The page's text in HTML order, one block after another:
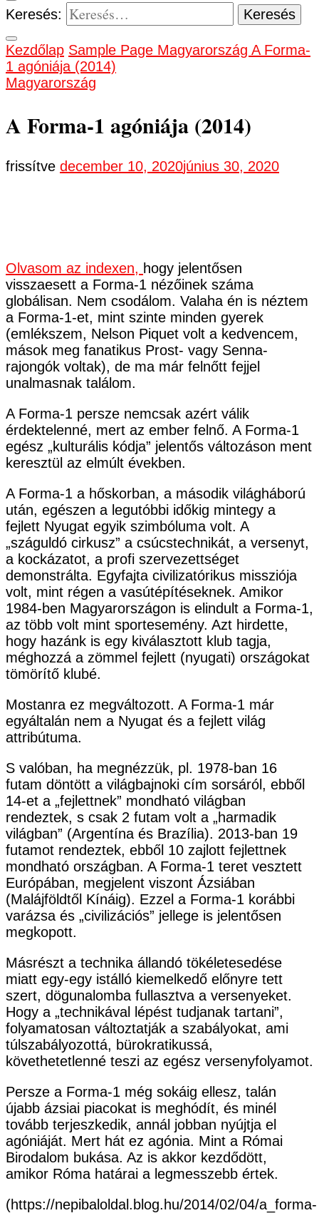
Keresés:
Kezdőlap Sample Page Magyarország A Forma-
1 agóniája (2014)
Magyarország
A Forma-1 agóniája (2014)
frissítve december 10, 2020június 30, 2020
Olvasom az indexen, hogy jelentősen
visszaesett a Forma-1 nézőinek száma
globálisan. Nem csodálom. Valaha én is néztem
a Forma-1-et, mint szinte minden gyerek
(emlékszem, Nelson Piquet volt a kedvencem,
mások meg fanatikus Prost- vagy Senna-
rajongók voltak), de ma már felnőtt fejjel
unalmasnak találom.
A Forma-1 persze nemcsak azért válik
érdektelenné, mert az ember felnő. A Forma-1
egész „kulturális kódja” jelentős változáson ment
keresztül az elmúlt években.
A Forma-1 a hőskorban, a második világháború
után, egészen a legutóbbi időkig mintegy a
fejlett Nyugat egyik szimbóluma volt. A
„száguldó cirkusz” a csúcstechnikát, a versenyt,
a kockázatot, a profi szervezettséget
demonstrálta. Egyfajta civilizatórikus missziója
volt, mint régen a vasútépítéseknek. Amikor
1984-ben Magyarországon is elindult a Forma-1,
az több volt mint sportesemény. Azt hirdette,
hogy hazánk is egy kiválasztott klub tagja,
méghozzá a zömmel fejlett (nyugati) országokat
tömörítő klubé.
Mostanra ez megváltozott. A Forma-1 már
egyáltalán nem a Nyugat és a fejlett világ
attribútuma.
S valóban, ha megnézzük, pl. 1978-ban 16
futam döntött a világbajnoki cím sorsáról, ebből
14-et a „fejlettnek” mondható világban
rendeztek, s csak 2 futam volt a „harmadik
világban” (Argentína és Brazília). 2013-ban 19
futamot rendeztek, ebből 10 zajlott fejlettnek
mondható országban. A Forma-1 teret vesztett
Európában, megjelent viszont Ázsiában
(Malájföldtől Kínáig). Ezzel a Forma-1 korábbi
varázsa és „civilizációs” jellege is jelentősen
megkopott.
Másrészt a technika állandó tökéletesedése
miatt egy-egy istálló kiemelkedő előnyre tett
szert, dögunalomba fullasztva a versenyeket.
Hogy a „technikával lépést tudjanak tartani”,
folyamatosan változtatják a szabályokat, ami
túlszabályozottá, bürokratikussá,
követhetetlenné teszi az egész versenyfolyamot.
Persze a Forma-1 még sokáig ellesz, talán
újabb ázsiai piacokat is meghódít, és minél
tovább terjeszkedik, annál jobban nyújtja el
agóniáját. Mert hát ez agónia. Mint a Római
Birodalom bukása. Az is akkor kezdődött,
amikor Róma határai a legmesszebb értek.
(https://nepibaloldal.blog.hu/2014/02/04/a_forma-